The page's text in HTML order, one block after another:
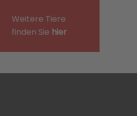
Weitere Tiere
finden Sie hier